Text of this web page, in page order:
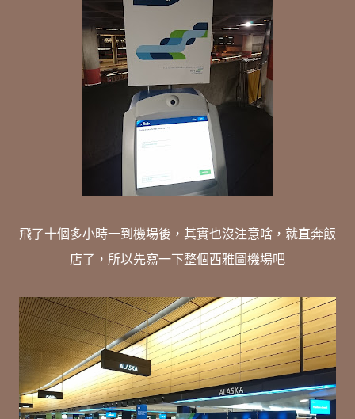
飛了十個多小時一到機場後，其實也沒注意啥，就直奔飯
店了，所以先寫一下整個西雅圖機場吧